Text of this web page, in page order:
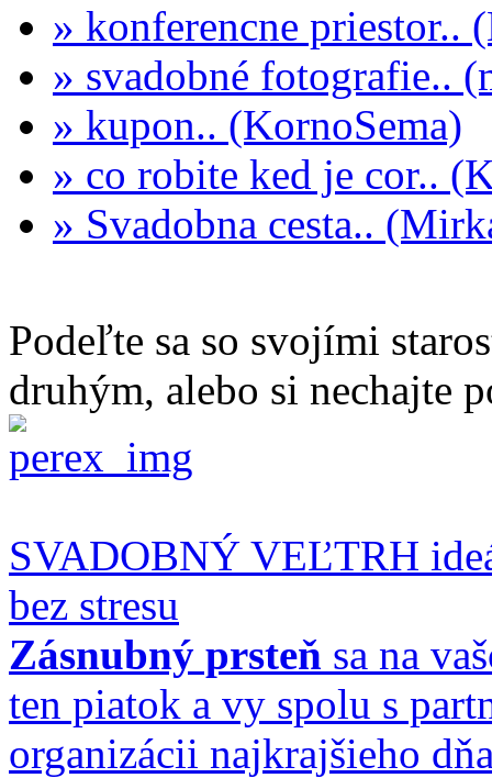
» konferencne priestor..
» svadobné fotografie..
» kupon.. (KornoSema)
» co robite ked je cor..
» Svadobna cesta..
Podeľte sa so svojími
druhým, alebo si nechajte
SVADOBNÝ VEĽTRH
bez stresu
Zásnubný prsteň sa na
ten piatok a vy spolu s
organizácii najkrajšieho